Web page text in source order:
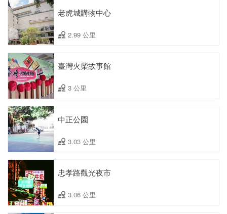
老虎城購物中心
2.99 公里
臺灣火柴故事館
3 公里
中正公園
3.03 公里
忠孝路觀光夜市
3.06 公里